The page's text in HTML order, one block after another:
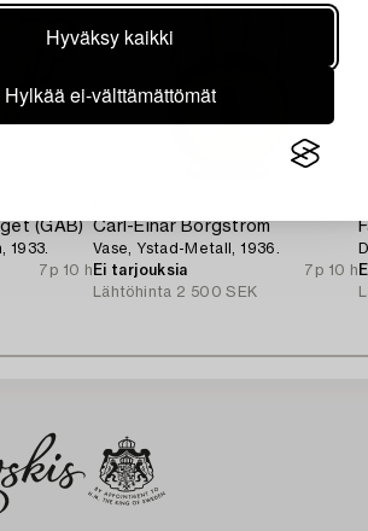
Hyväksy kaikki
Hylkää ei-välttämättömät
(GAB)
1933.
7p 10 h
Carl-Einar Borgström
Vase, Ystad-Metall, 1936.
Ei tarjouksia
7p 10 h
Lähtöhinta 2 500 SEK